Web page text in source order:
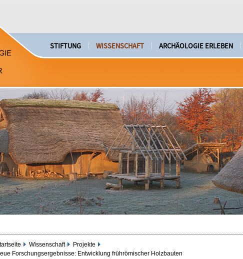
STIFTUNG WISSENSCHAFT ARCHÄOLOGIE ERLEBEN
Wissenschaft
Projekte
Forschungsergebnisse: Entwicklung frührömischer Holzbauten